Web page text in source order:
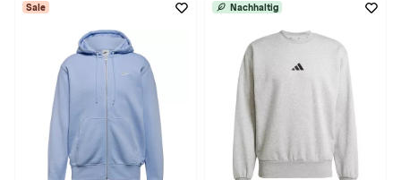
Sale Nachhaltig